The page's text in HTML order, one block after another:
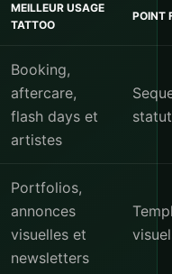
MEILLEUR USAGE
TATTOO
POINT
Booking,
aftercare,
flash days et
artistes
statut
Portfolios,
annonces
visuelles et
newsletters